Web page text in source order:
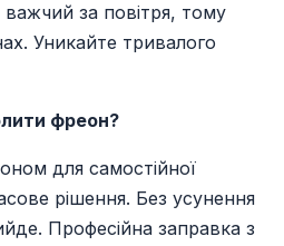
за повітря, тому
Уникайте тривалого
фреон?
для самостійної
рішення. Без усунення
Професійна заправка з